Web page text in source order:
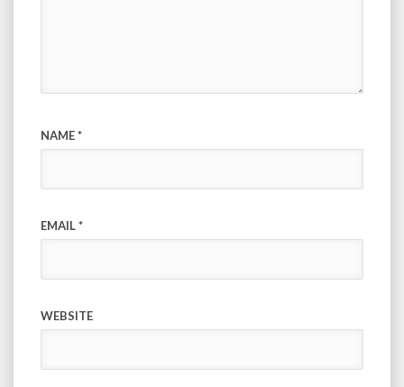
NAME*
EMAIL*
WEBSITE